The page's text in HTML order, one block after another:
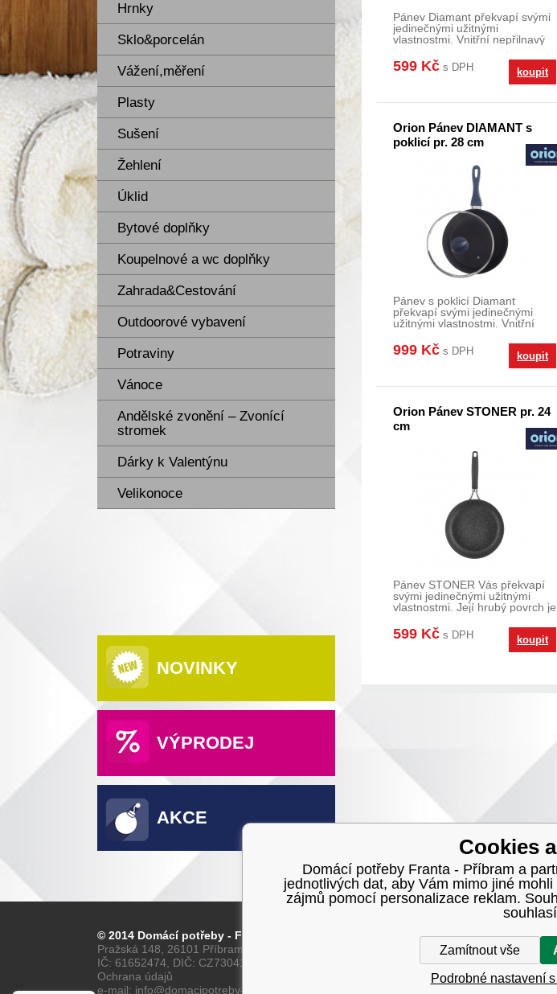
Hrnky
Sklo&porcelán
Vážení,měření
Plasty
Sušení
Žehlení
Úklid
Bytové doplňky
Koupelnové a wc doplňky
Zahrada&Cestování
Outdoorové vybavení
Potraviny
Vánoce
Andělské zvonění – Zvonící
stromek
Dárky k Valentýnu
Velikonoce
NOVINKY
VÝPRODEJ
AKCE
Pánev Diamant překvapí svými
jedinečnými užitnými
vlastnostmi. Vnitřní nepřilnavý
599 Kč s DPH koupit
Orion Pánev DIAMANT s
poklicí pr. 28 cm
Pánev s poklicí Diamant
překvapí svými jedinečnými
užitnými vlastnostmi. Vnitřní
999 Kč s DPH koupit
Orion Pánev STONER pr. 24
cm
Pánev STONER Vás překvapí
svými jedinečnými užitnými
vlastnostmi. Její hrubý povrch je
599 Kč s DPH koupit
© 2014 Domácí potřeby - Franta
Pražská 148, 26101 Příbram
IČ: 61652474, DIČ: CZ7304160028
Ochrana údajů
e-mail: info@domacipotreby-franta.cz
Cookies
Domácí potřeby Franta - Příbram a
jednotlivých dat, aby Vám mimo jiné
zájmů pomocí personalizace reklam.
Zamítnout vše
Podrobné nastavení